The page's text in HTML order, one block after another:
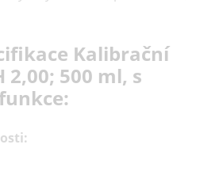
Kalibrační
500 ml, s